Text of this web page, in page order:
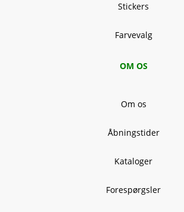
Stickers
Farvevalg
OM OS
Om os
Åbningstider
Kataloger
Forespørgsler